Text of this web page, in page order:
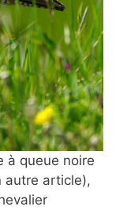
à queue noire
autre article),